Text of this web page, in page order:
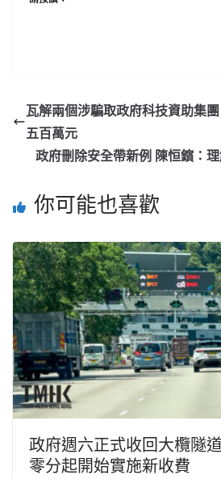
瓦解兩個涉騙取政府科技資助集
五百萬元
政府刪除安全帶新例 陳恒鑌：
你可能也喜歡
政府週六正式收回大欖隧
零分起開始實施新收費